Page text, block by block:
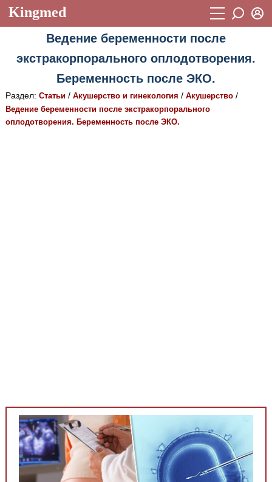
Kingmed
Учебный материал
Видеогалерея 899
Истории болезней 1268
Восстановить пароль
Ведение беременности после
экстракорпорального оплодотворения.
Беременность после ЭКО.
Раздел: Статьи/ Акушерство и гинекология / Акушерство/
Ведение беременности после экстракорпорального
оплодотворения. Беременность после ЭКО.